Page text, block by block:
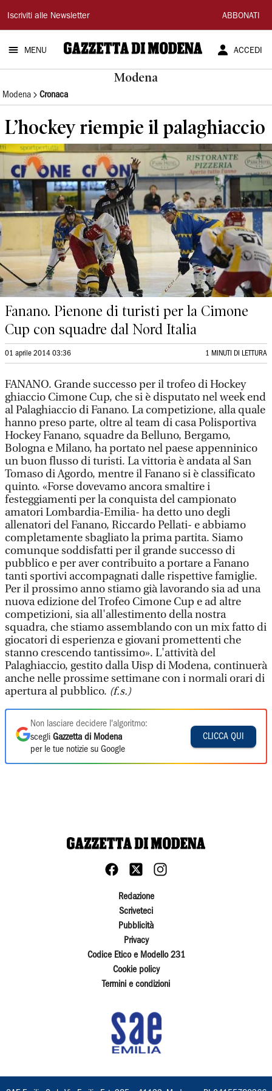
Gazzetta
di
Modena
Iscriviti alle Newsletter ABBONATI
MENU ACCEDI
Modena
Modena Cronaca
L’hockey riempie il palaghiaccio
Fanano. Pienone di turisti per la Cimone
Cup con squadre dal Nord Italia
01 aprile 2014 03:36 1 MINUTI DI LETTURA
FANANO. Grande successo per il trofeo di Hockey
ghiaccio Cimone Cup, che si è disputato nel week end
al Palaghiaccio di Fanano. La competizione, alla quale
hanno preso parte, oltre al team di casa Polisportiva
Hockey Fanano, squadre da Belluno, Bergamo,
Bologna e Milano, ha portato nel paese appenninico
un buon flusso di turisti. La vittoria è andata al San
Tomaso di Agordo, mentre il Fanano si è classificato
quinto. «Forse dovevamo ancora smaltire i
festeggiamenti per la conquista del campionato
amatori Lombardia-Emilia- ha detto uno degli
allenatori del Fanano, Riccardo Pellati- e abbiamo
completamente sbagliato la prima partita. Siamo
comunque soddisfatti per il grande successo di
pubblico e per aver contribuito a portare a Fanano
tanti sportivi accompagnati dalle rispettive famiglie.
Per il prossimo anno stiamo già lavorando sia ad una
nuova edizione del Trofeo Cimone Cup e ad altre
competizioni, sia all'allestimento della nostra
squadra, che stiamo assemblando con un mix fatto di
giocatori di esperienza e giovani promettenti che
stanno crescendo tantissimo». L'attività del
Palaghiaccio, gestito dalla Uisp di Modena, continuerà
anche nelle prossime settimane con i normali orari di
apertura al pubblico. (f.s.)
Non lasciare decidere l'algoritmo:
scegli Gazzetta di Modena
per le tue notizie su Google
CLICCA QUI
Redazione
Scriveteci
Pubblicità
Privacy
Codice Etico e Modello 231
Cookie policy
Termini e condizioni